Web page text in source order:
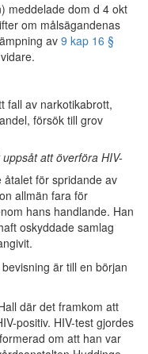
meddelade dom d 4 okt
om målsägandenas
av 9 kap 16 §
fall av narkotikabrott,
försök till grov
att överföra HIV-
åtalet för spridande av
allmän fara för
hans handlande. Han
oskyddade samlag
är till en början
där det framkom att
positiv. HIV-test gjordes
om att han var